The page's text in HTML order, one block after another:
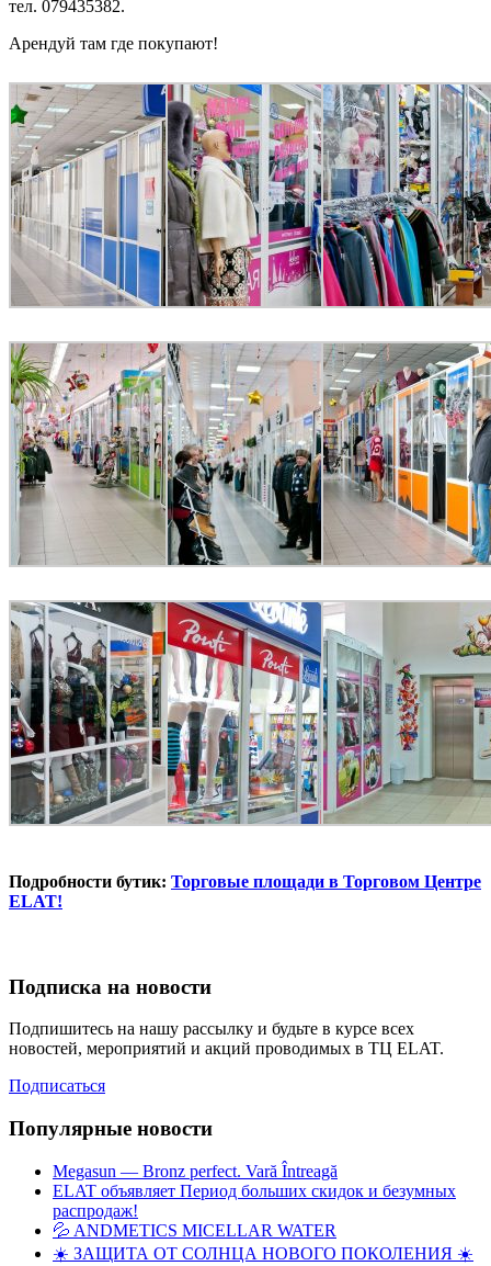
тел. 079435382.
Арендуй там где покупают!
Подробности бутик: Торговые площади в Торговом Центре
ELAT!
Подписка на новости
Подпишитесь на нашу рассылку и будьте в курсе всех
новостей, мероприятий и акций проводимых в ТЦ ELAT.
Подписаться
Популярные новости
Megasun — Bronz perfect. Vară Întreagă
ELAT объявляет Период больших скидок и безумных
распродаж!
💦 ANDMETICS MICELLAR WATER
☀️ ЗАЩИТА ОТ СОЛНЦА НОВОГО ПОКОЛЕНИЯ ☀️